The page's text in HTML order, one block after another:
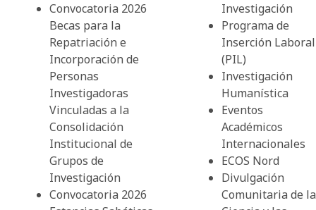
Convocatoria 2026
Becas para la
Repatriación e
Incorporación de
Personas
Investigadoras
Vinculadas a la
Consolidación
Institucional de
Grupos de
Investigación
Convocatoria 2026
Investigación
Programa de
Inserción Laboral
(PIL)
Investigación
Humanística
Eventos
Académicos
Internacionales
ECOS Nord
Divulgación
Comunitaria de la